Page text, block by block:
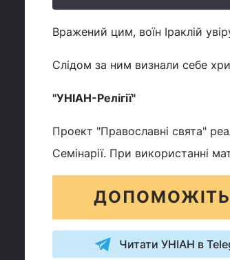
Вражений цим, воїн Іраклій
Слідом за ним визнали себе
"УНІАН-Релігії"
Проект "Православні свята"
Семінарії. При використанні
Читати УНІАН в